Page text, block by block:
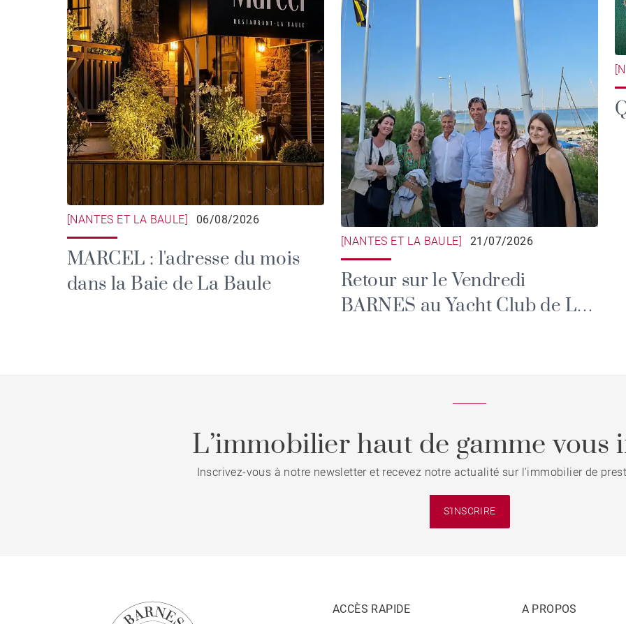
[NANTES ET LA BAULE] 06/08/2026
MARCEL : l'adresse du mois
dans la Baie de La Baule
[NANTES ET LA BAULE] 21/07/2026
Retour sur le Vendredi
BARNES au Yacht Club de La
L’immobilier haut de gamme vous
Inscrivez-vous à notre newsletter et recevez notre actualité sur l'immobilier de
S'INSCRIRE
ACCÈS RAPIDE A PROPOS